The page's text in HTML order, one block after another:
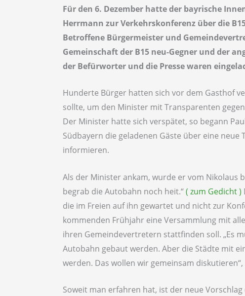
Für den 6. Dezember hatte der bayrische
Herrmann zur Verkehrskonferenz über die
Betroffene Bürgermeister und
Gemeinschaft der B15 neu-Gegner und der
der Befürworter und die Presse waren
Hunderte Bürger hatten sich vor dem Gasthof
sollte, um den Minister mit Transparenten
Der Minister hatte sich verspätet, so begann
Südbayern die geladenen Gäste über eine neue
informieren.
Als der Minister ankam, wurde er vom Nikolaus
begrab die Autobahn noch heit.“( zum Gedicht )
die im Freien auf ihn gewartet und nicht zur
kommenden Frühjahr eine Versammlung mit
ihren Gemeindevertretern stattfinden soll. „Es
Autobahn gebaut werden. Aber die Städte mit
werden. Das wollen wir gemeinsam
Soweit man erfahren hat, ist der neue